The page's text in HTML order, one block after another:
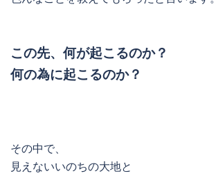
この先、何が起こるのか？
何の為に起こるのか？
その中で、
見えないいのちの大地と